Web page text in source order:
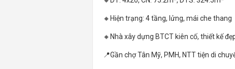
🔸Hiện trạng: 4 tầng, lửng, mái che thang
🔸Nhà xây dựng BTCT kiên cố, thiết kế
📍Gần chợ Tân Mỹ, PMH, NTT tiện di